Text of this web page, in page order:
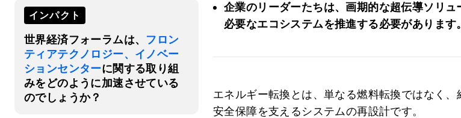
インパクト
世界経済フォーラムは、 フロン
ティアテクノロジー、イノベー
ションセンターに関する取り組
みをどのように加速させている
のでしょうか？
企業のリーダーたちは、画期的な超伝導ソリ
必要なエコシステムを推進する必要があります。
エネルギー転換とは、単なる燃料転換ではなく
安全保障を支えるシステムの再設計です。